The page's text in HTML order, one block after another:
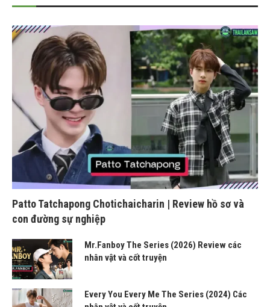
Patto Tatchapong Chotichaicharin | Review hồ sơ và
con đường sự nghiệp
Mr.Fanboy The Series (2026) Review các
nhân vật và cốt truyện
Every You Every Me The Series (2024) Các